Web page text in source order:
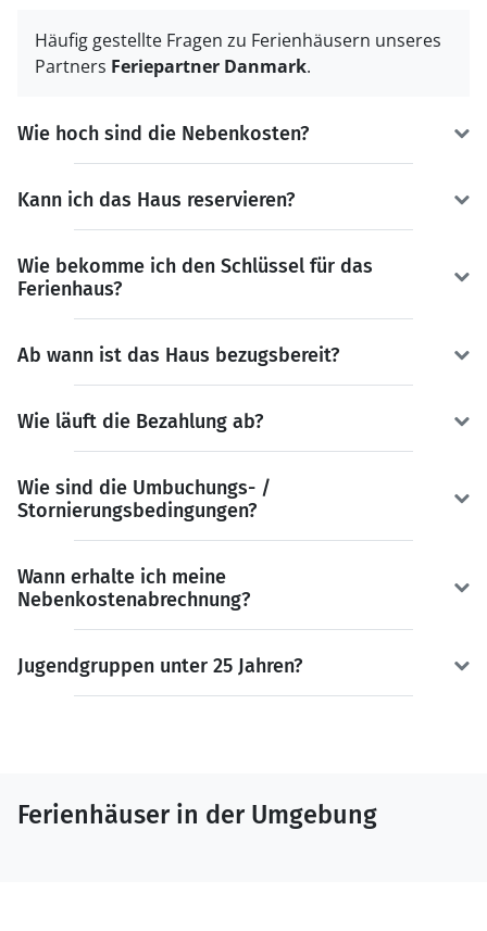
Häufig gestellte Fragen zu Ferienhäusern unseres
Partners Feriepartner Danmark.
Wie hoch sind die Nebenkosten?
Kann ich das Haus reservieren?
Wie bekomme ich den Schlüssel für das
Ferienhaus?
Ab wann ist das Haus bezugsbereit?
Wie läuft die Bezahlung ab?
Wie sind die Umbuchungs- /
Stornierungsbedingungen?
Wann erhalte ich meine
Nebenkostenabrechnung?
Jugendgruppen unter 25 Jahren?
Ferienhäuser in der Umgebung